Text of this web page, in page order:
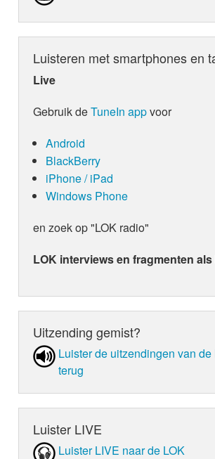
Luisteren met smartphones en
Live
Gebruik deTuneIn appvoor
Android
BlackBerry
iPhone / iPad
Windows Phone
en zoek op "LOK radio"
LOK interviews en fragmenten
Uitzending gemist?
Luister de uit­zen­din­gen van
terug
Luister LIVE
Luister LIVE naar de LOK